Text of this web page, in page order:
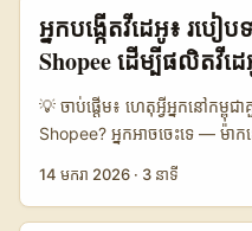
C) ជាជម្រើសយុត្តិធម៌ក្នុងការចាប់ផ្ត
ធ្វើកិម្មសិល្បៈជាមួយម៉ាក។ ...
features, artist
អាចបើកផ្លូវឲ្យអ្នកបង្កើត​ខ្មែរ ទ
បញ្ហាគន្លង៖ ម៉ាក UK និង
legal clearances, និង quality
មើលឲ្យច្បាស់ពី process,
ការជ្រើសរើស។ ខណៈពេលដែល
ភាពឆាប់រីកតាមរបាយការណ៍
content ដែលមានកំរិតខ្ពស់ និង
អ្នកបង្កើតវីដេអូ៖ រប
Shopee ដើម្បីផលិតវីដ
💡 ចាប់ផ្តើម៖ ហេតុអ្វីអ្នកនៅកម្ពុ
Shopee? អ្នកអាចចេះទេ — ម៉ា
14 មករា 2026 · 3 នាទី